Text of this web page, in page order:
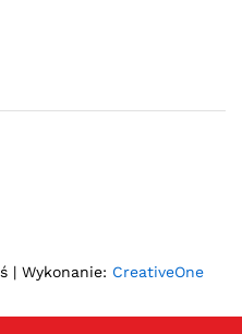
| Wykonanie: CreativeOne